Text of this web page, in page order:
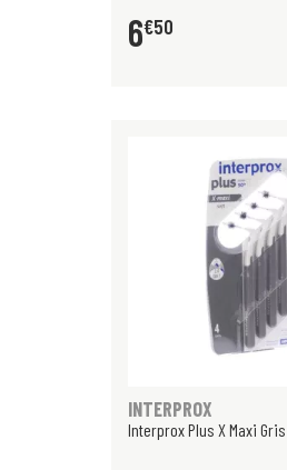
6€50
INTERPROX
Interprox Plus X Maxi